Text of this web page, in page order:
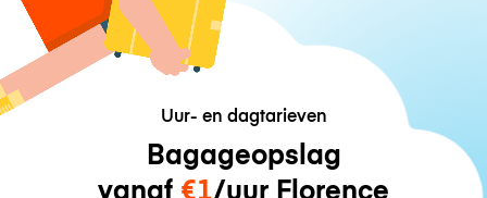
Uur- en dagtarieven
Bagageopslag
vanaf €1/uur Florence